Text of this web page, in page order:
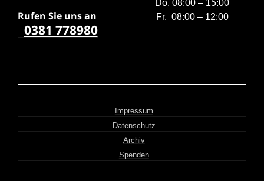
Rufen Sie uns an
0381 778980
Do. 08:00 – 15:00
Fr. 08:00 – 12:00
Impressum
Datenschutz
Archiv
Spenden